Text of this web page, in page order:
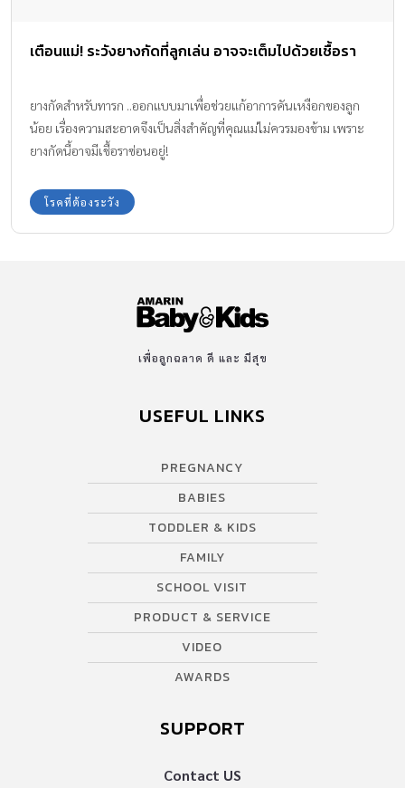
เตือนแม่! ระวังยางกัดที่ลูกเล่น อาจจะเต็มไปด้วยเชื้อรา
ยางกัดสําหรับทารก ..ออกแบบมาเพื่อช่วยแก้อาการคันเหงือกของลูก
น้อย เรื่องความสะอาดจึงเป็นสิ่งสำคัญที่คุณแม่ไม่ควรมองข้าม เพราะ
ยางกัดนี้อาจมีเชื้อราซ่อนอยู่!
โรคที่ต้องระวัง
เพื่อลูกฉลาด ดี และ มีสุข
USEFUL LINKS
PREGNANCY
BABIES
TODDLER & KIDS
FAMILY
SCHOOL VISIT
PRODUCT & SERVICE
VIDEO
AWARDS
SUPPORT
Contact US